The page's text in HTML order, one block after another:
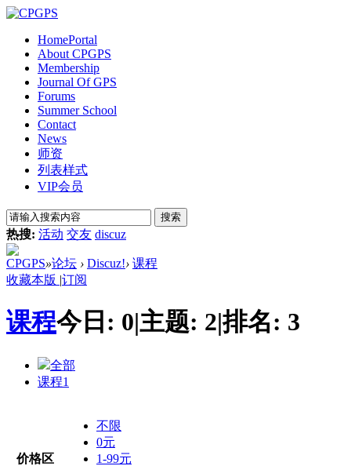
HomePortal
About CPGPS
Membership
Journal Of GPS
Forums
Summer School
Contact
News
师资
列表样式
VIP会员
搜索
热搜: 活动 交友 discuz
CPGPS»论坛 › Discuz!› 课程
收藏本版 |订阅
课程今日: 0|主题: 2|排名: 3
全部
课程1
价格区
不限
0元
1-99元